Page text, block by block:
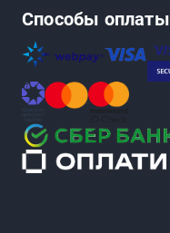
Способы оплаты